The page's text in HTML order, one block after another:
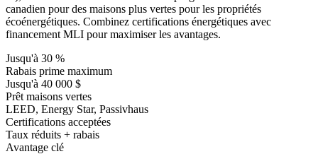
canadien pour des maisons plus vertes pour les propriétés
écoénergétiques. Combinez certifications énergétiques avec
financement MLI pour maximiser les avantages.
Jusqu'à 30 %
Rabais prime maximum
Jusqu'à 40 000 $
Prêt maisons vertes
LEED, Energy Star, Passivhaus
Certifications acceptées
Taux réduits + rabais
Avantage clé